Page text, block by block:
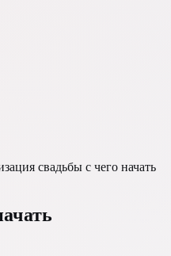
свадьбы с чего начать